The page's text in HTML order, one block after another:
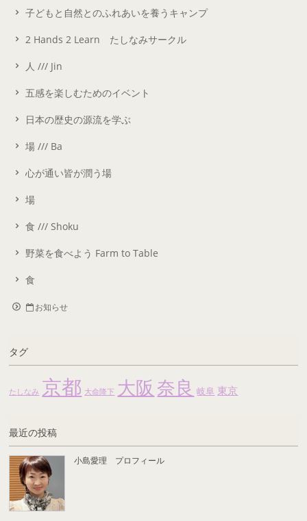
子どもと自然とのふれあいを養うキャンプ
2 Hands 2 Learn たしなみサークル
人 /// Jin
五感を楽しむためのイベント
日本の歴史の源流を学ぶ
場 /// Ba
心が通い皆が潤う場
場
食 /// Shoku
野菜を食べよう Farm to Table
食
お知らせ
タグ
たしなみ 京都 大命降下 大阪 奈良 岐阜 東京
最近の投稿
小島愛理 プロフィール